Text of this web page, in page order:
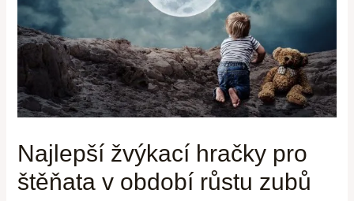
Najlepší žvýkací hračky pro
štěňata v období růstu zubů